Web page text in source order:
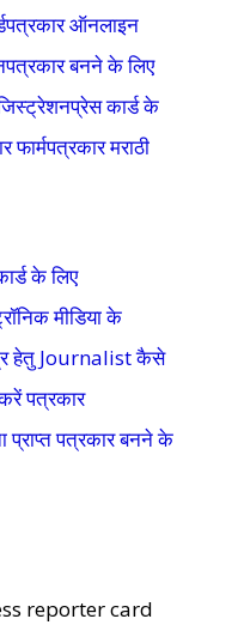
ऑनलाइन
बनने के लिए
कार्ड के
फार्मपत्रकार मराठी
के लिए
मीडिया के
हेतु Journalist कैसे
पत्रकार
पत्रकार बनने के
reporter card